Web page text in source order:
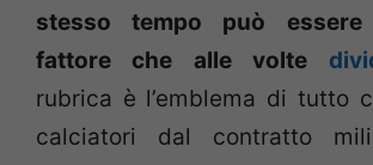
stesso tempo può
fattore che alle volte
rubrica è l’emblema di tutto
calciatori dal contratto